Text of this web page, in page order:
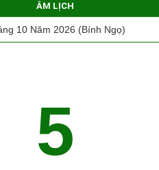
ÂM LỊCH
10 Năm 2026 (Bính Ngọ)
5